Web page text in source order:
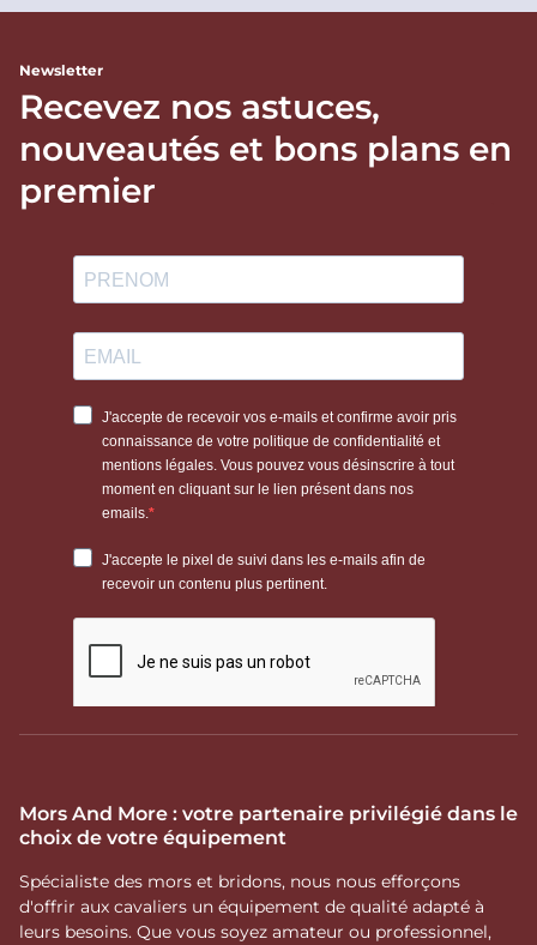
Newsletter
Recevez nos astuces,
nouveautés et bons plans en
premier
Mors And More : votre partenaire privilégié dans le
choix de votre équipement
Spécialiste des mors et bridons, nous nous efforçons
d'offrir aux cavaliers un équipement de qualité adapté à
leurs besoins. Que vous soyez amateur ou professionnel,